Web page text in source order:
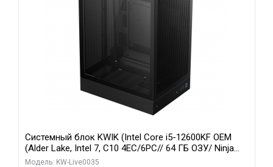
Системный блок KWIK (Intel Core i5-12600KF OEM
(Alder Lake, Intel 7, C10 4EC/6PC// 64 ГБ ОЗУ/ Ninja
Sinotex GTX1650 4GB 128bit GDDR6 DVI DP HDMI 2/
Модель: KW-Live0035